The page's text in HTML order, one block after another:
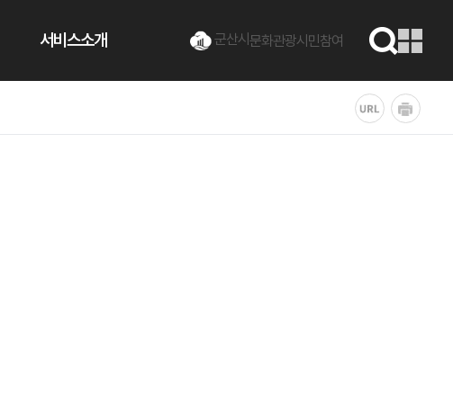
서비스소개 군산시문화관광시민참여